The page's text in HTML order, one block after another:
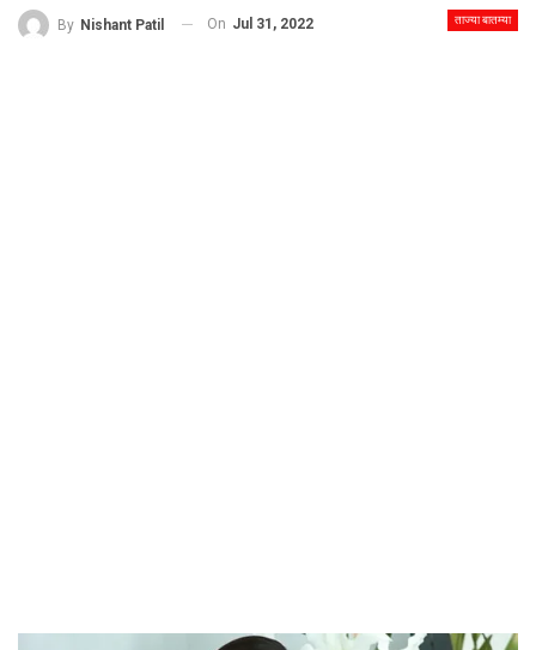
ताज्या बातम्या
By Nishant Patil On Jul 31, 2022